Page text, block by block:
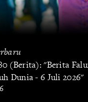
(Berita): "Berita
Dunia - 6 Juli 2026"